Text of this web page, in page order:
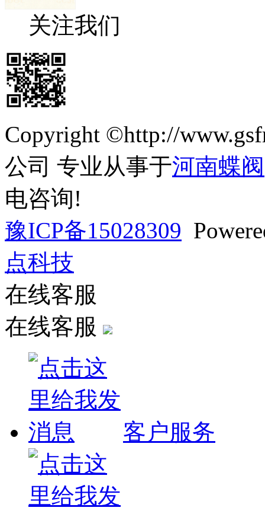
关注我们
Copyright ©http://
公司 专业从事于河南蝶阀
电咨询!
豫ICP备15028309
点科技
在线客服
在线客服
客户服务